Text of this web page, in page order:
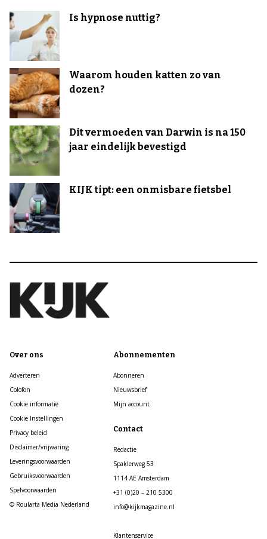
Is hypnose nuttig?
Waarom houden katten zo van
dozen?
Dit vermoeden van Darwin is na 150
jaar eindelijk bevestigd
KIJK tipt: een onmisbare fietsbel
Over ons
Adverteren
Colofon
Cookie informatie
Cookie Instellingen
Privacy beleid
Disclaimer/vrijwaring
Leveringsvoorwaarden
Gebruiksvoorwaarden
Spelvoorwaarden
© Roularta Media Nederland
Abonnementen
Abonneren
Nieuwsbrief
Mijn account
Contact
Redactie
Spaklerweg 53
1114 AE Amsterdam
+31 (0)20 – 210 5300
info@kijkmagazine.nl
Klantenservice